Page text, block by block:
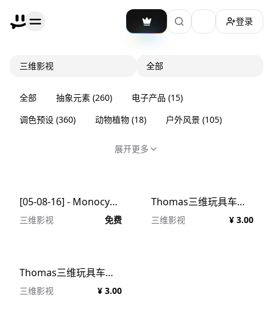
加载主题切换
登录
三维影视 全部
全部 抽象元素 (260) 电子产品 (15)
调色预设 (360) 动物植物 (18) 户外风景 (105)
展开更多
[05-08-16] - Monocycle平衡在山间的车轮胎 C4D动画工程文件分享
三维影视 免费
Thomas三维玩具车模型 #16101904
三维影视 ¥ 3.00
Thomas三维玩具车模型 #16101904
三维影视 ¥ 3.00